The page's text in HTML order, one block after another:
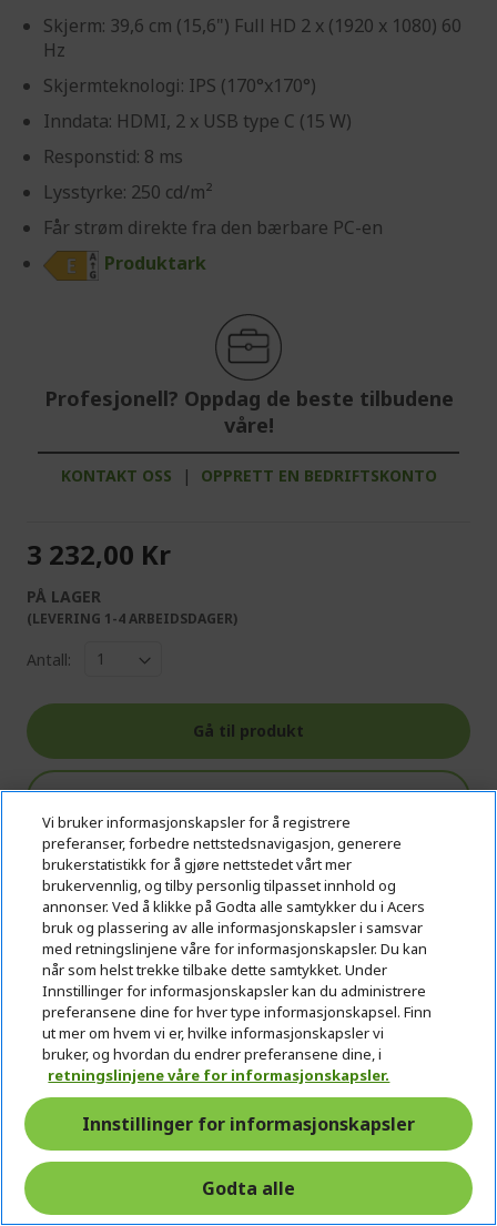
Skjerm: 39,6 cm (15,6") Full HD 2 x (1920 x 1080) 60
Hz
Skjermteknologi: IPS (170°x170°)
Inndata: HDMI, 2 x USB type C (15 W)
Responstid: 8 ms
Lysstyrke: 250 cd/m²
Får strøm direkte fra den bærbare PC-en
Produktark
Profesjonell? Oppdag de beste tilbudene
våre!
KONTAKT OSS | OPPRETT EN BEDRIFTSKONTO
3 232,00 Kr
PÅ LAGER
(LEVERING 1-4 ARBEIDSDAGER)
Antall:
Gå til produkt
Legg i handlekurv
Legg i sammenligning
Vi bruker informasjonskapsler for å registrere
preferanser, forbedre nettstedsnavigasjon, generere
brukerstatistikk for å gjøre nettstedet vårt mer
brukervennlig, og tilby personlig tilpasset innhold og
annonser. Ved å klikke på Godta alle samtykker du i Acers
bruk og plassering av alle informasjonskapsler i samsvar
med retningslinjene våre for informasjonskapsler. Du kan
når som helst trekke tilbake dette samtykket. Under
Innstillinger for informasjonskapsler kan du administrere
preferansene dine for hver type informasjonskapsel. Finn
ut mer om hvem vi er, hvilke informasjonskapsler vi
bruker, og hvordan du endrer preferansene dine, i
retningslinjene våre for informasjonskapsler.
Innstillinger for informasjonskapsler
Godta alle